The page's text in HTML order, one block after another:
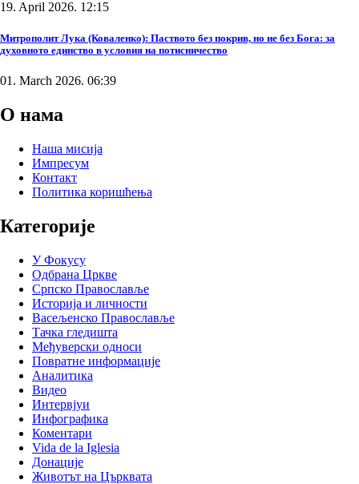
19. April 2026. 12:15
Митрополит Лука (Коваленко): Паството без покрив, но не без Бога: за
духовното единство в условия на потисничество
01. March 2026. 06:39
О нама
Наша мисија
Импресум
Контакт
Политика коришћења
Категорије
У Фокусу
Одбрана Цркве
Српско Православље
Историја и личности
Васељенско Православље
Тачка гледишта
Међуверски односи
Повратне информације
Аналитика
Видео
Интервјуи
Инфографика
Коментари
Vida de la Iglesia
Донације
Животът на Църквата